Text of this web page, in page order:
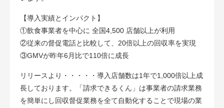
【導入実績とインパクト】
①飲食事業者を中心に 全国4,500 店舗以上が利用
②従来の督促電話と比較して、20倍以上の回収率を実現
③GMVが昨年6月比で110倍に成長
リリースより・・・・・導入店舗数は1年で1,000倍以上成
長しております。「請求できるくん」は事業者の請求業務
を簡単にし回収督促業務を全て自動化することで現場の業